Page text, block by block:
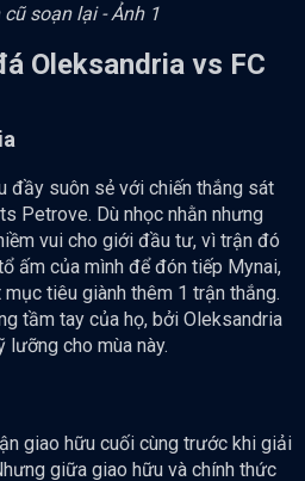
soạn lại - Ảnh 1
Oleksandria vs FC
đầy suôn sẻ với chiến thắng sát
Petrove. Dù nhọc nhằn nhưng
vui cho giới đầu tư, vì trận đó
ấm của mình để đón tiếp Mynai,
tiêu giành thêm 1 trận thắng.
tầm tay của họ, bởi Oleksandria
cho mùa này.
giao hữu cuối cùng trước khi giải
giữa giao hữu và chính thức